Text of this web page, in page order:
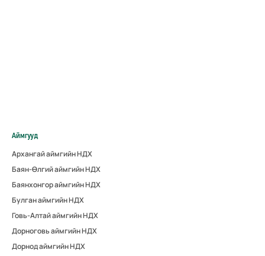
Аймгууд
Архангай аймгийн НДХ
Баян-Өлгий аймгийн НДХ
Баянхонгор аймгийн НДХ
Булган аймгийн НДХ
Говь-Алтай аймгийн НДХ
Дорноговь аймгийн НДХ
Дорнод аймгийн НДХ